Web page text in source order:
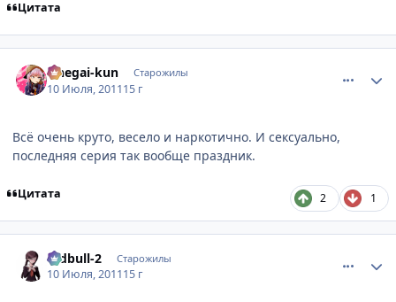
Цитата
Onegai-kun Старожилы
10 Июля, 201115 г
Всё очень круто, весело и наркотично. И сексуально,
последняя серия так вообще праздник.
Цитата 2 1
redbull-2 Старожилы
10 Июля, 201115 г